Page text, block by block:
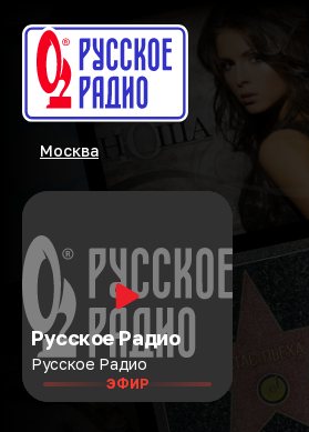
Москва
Русское Радио
Русское Радио
ЭФИР